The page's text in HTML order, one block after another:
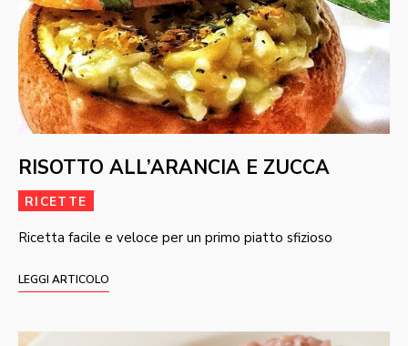
RISOTTO ALL’ARANCIA E ZUCCA
RICETTE
Ricetta facile e veloce per un primo piatto sfizioso
LEGGI ARTICOLO